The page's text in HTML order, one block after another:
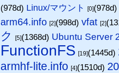
(978d) Linux/マウント [0]
arm64.info [2](998d)vfat [2]
ク [5](1368d) Ubuntu Server
FunctionFS [19](1445d)
armhf-lite.info [4](1510d)